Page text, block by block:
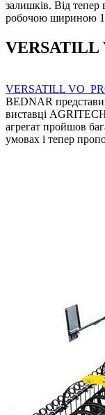
залишків. Від тепер
робочою шириною
VERSATILL
VERSATILL
BEDNAR
виставці
агрегат пройшов
умовах і тепер